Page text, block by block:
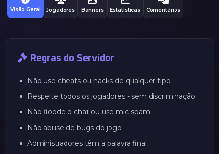
Visão Geral Jogadores Banners Estatísticas Comentários
Regras do Servidor
Não use cheats ou hacks de qualquer tipo
Respeite todos os jogadores - sem discriminação
Não floode o chat ou use mic-spam
Não abuse de bugs do jogo
Administradores têm a palavra final